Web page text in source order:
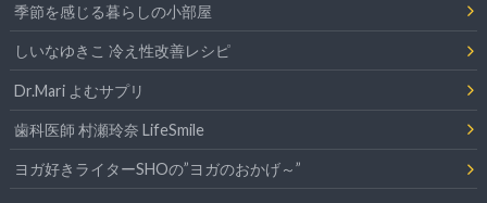
季節を感じる暮らしの小部屋
しいなゆきこ 冷え性改善レシピ
Dr.Mari よむサプリ
歯科医師 村瀬玲奈 LifeSmile
ヨガ好きライターSHOの”ヨガのおかげ～”